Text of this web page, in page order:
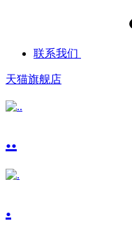
联系我们
天猫旗舰店
..
.